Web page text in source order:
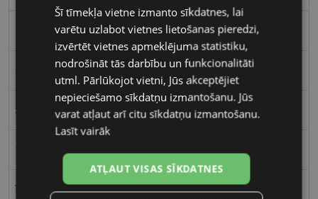
Plastmasa
Stūrains
Sievietēm
16
Šī tīmekļa vietne izmanto sīkdatnes, lai
varētu uzlabot vietnes lietošanas pieredzi,
izvērtēt vietnes apmeklējuma statistiku,
nodrošināt tās darbību un funkcionalitāti
utml. Pārlūkojot vietni, Jūs akceptējiet
nepieciešamo sīkdatņu izmantošanu. Jūs
varat atļaut arī citu sīkdatņu izmantošanu.
Lasīt vairāk
ATĻAUT VISAS SĪKDATNES